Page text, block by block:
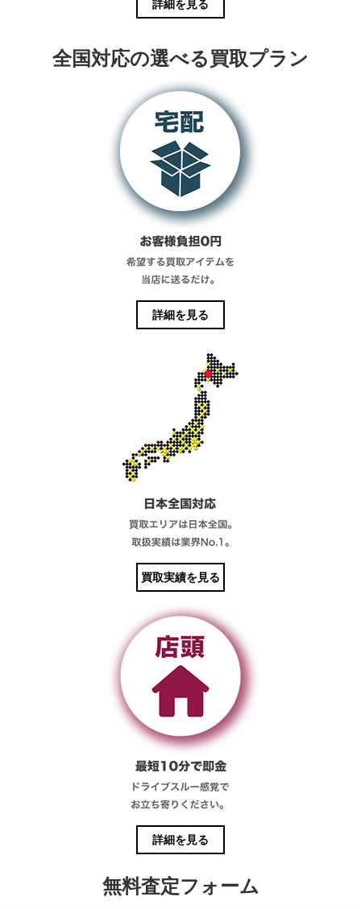
詳細を見る
全国対応の選べる買取プラン
詳細を見る
買取実績を見る
詳細を見る
無料査定フォーム